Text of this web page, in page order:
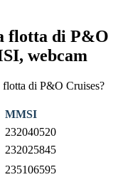
flotta di P&O
webcam
flotta di P&O Cruises?
MMSI
232040520
232025845
235106595